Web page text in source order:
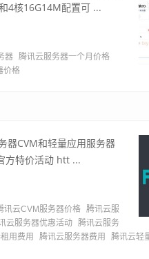
4核16G14M配置可 ...
器 腾讯云服务器一个月价格
价格
器CVM和轻量应用服务器
方特价活动 htt ...
讯云CVM服务器价格 腾讯云服
云服务器优惠活动 腾讯云服务
用费用 腾讯云服务器费用 腾讯云轻